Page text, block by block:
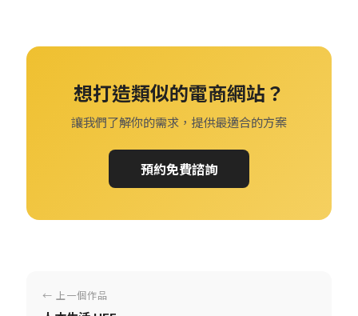
想打造類似的電商網站？
讓我們了解你的需求，提供最適合的方案
預約免費諮詢
← 上一個作品